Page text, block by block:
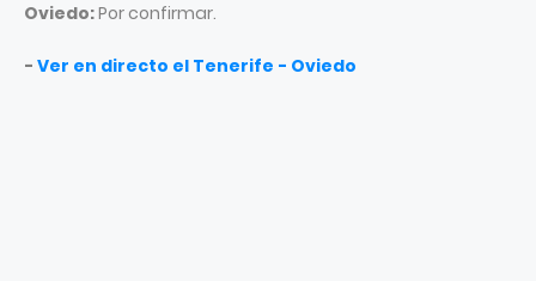
Oviedo:Por confirmar.
- Ver en directo el Tenerife - Oviedo